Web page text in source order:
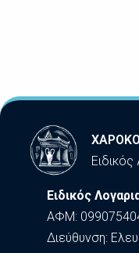
Ειδικός
ΑΦΜ:
Διεύθυνση: